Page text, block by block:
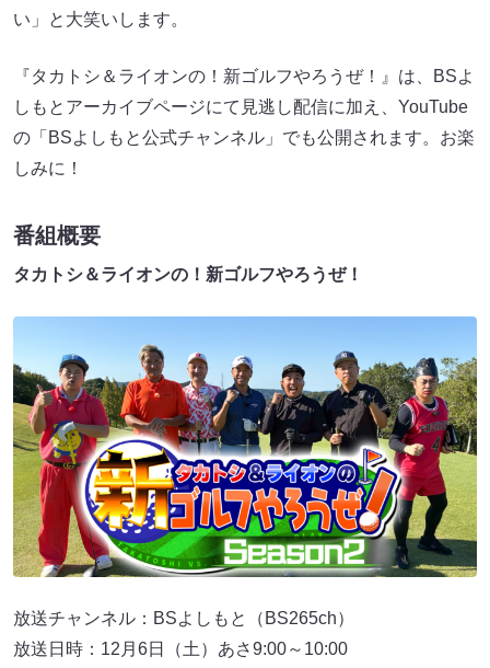
い」と大笑いします。
『タカトシ＆ライオンの！新ゴルフやろうぜ！』は、BSよ
しもとアーカイブページにて見逃し配信に加え、YouTube
の「BSよしもと公式チャンネル」でも公開されます。お楽
しみに！
番組概要
タカトシ＆ライオンの！新ゴルフやろうぜ！
放送チャンネル：BSよしもと（BS265ch）
放送日時：12月6日（土）あさ9:00～10:00